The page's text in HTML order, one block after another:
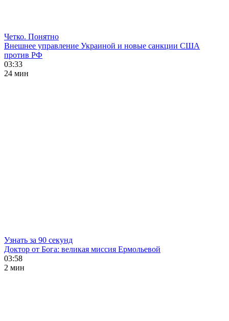
Четко. Понятно
Внешнее управление Украиной и новые санкции США
против РФ
03:33
24 мин
Узнать за 90 секунд
Доктор от Бога: великая миссия Ермольевой
03:58
2 мин